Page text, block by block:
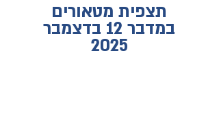
תצפית מטאורים
במדבר 12 בדצמבר
2025